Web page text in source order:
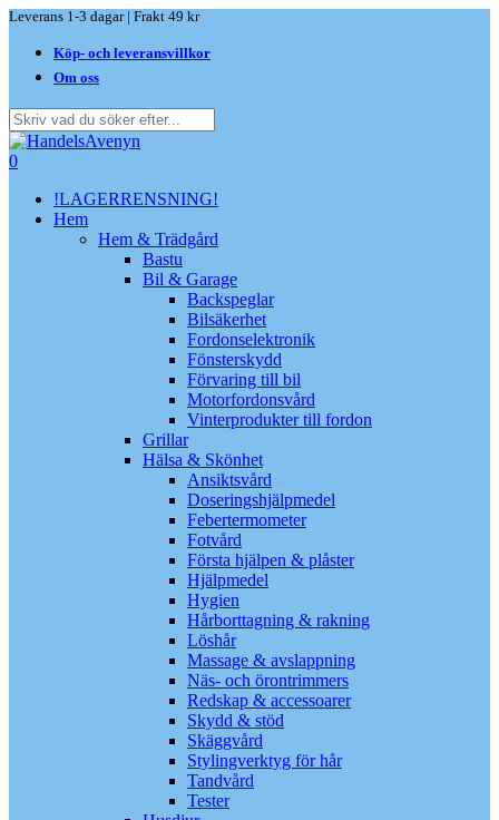
Skip
main
content
Leverans 1-3 dagar | Frakt 49 kr
Köp- och leveransvillkor
Om oss
Close
Search
search
0
!LAGERRENSNING!
Hem
Hem & Trädgård
Bastu
Bil & Garage
Backspeglar
Bilsäkerhet
Fordonselektronik
Fönsterskydd
Förvaring till bil
Motorfordonsvård
Vinterprodukter till fordon
Grillar
Hälsa & Skönhet
Ansiktsvård
Doseringshjälpmedel
Febertermometer
Fotvård
Första hjälpen & plåster
Hjälpmedel
Hygien
Hårborttagning & rakning
Löshår
Massage & avslappning
Näs- och örontrimmers
Redskap & accessoarer
Skydd & stöd
Skäggvård
Stylingverktyg för hår
Tandvård
Tester